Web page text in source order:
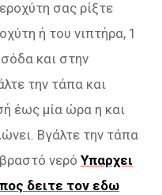
σας ρίξτε
ή του νιπτήρα, 1
σόδα και στην
την τάπα και
έως μία ώρα η και
Βγάλτε την τάπα
νερό Υπαρχει
δειτε τον εδω